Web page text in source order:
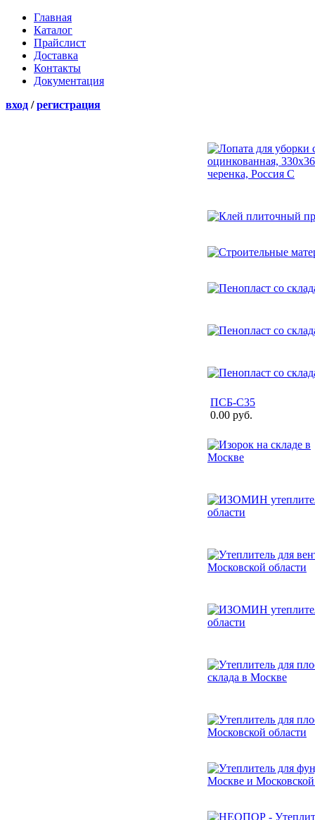
Главная
Каталог
Прайслист
Доставка
Контакты
Документация
вход /регистрация
ПСБ-С35
0.00 руб.